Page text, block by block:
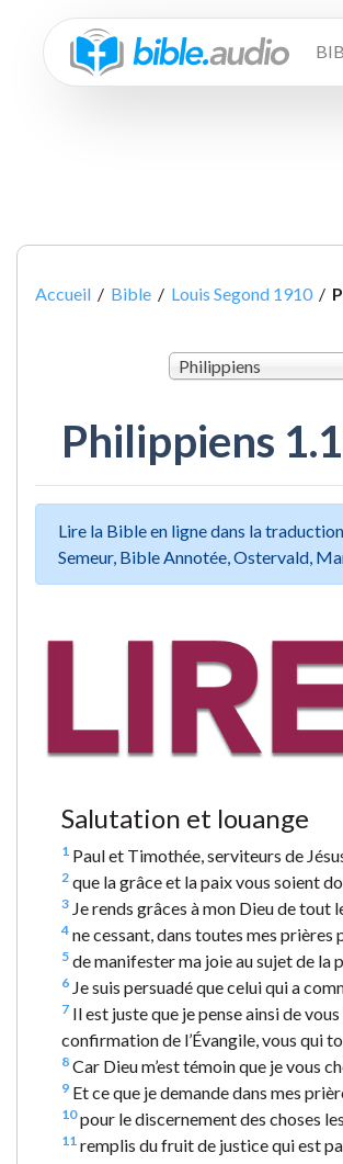
Accueil / Bible / Louis Segond 1910 /
Philippiens
Philippiens
Lire la Bible en ligne dans la
Semeur, Bible Annotée, Ostervald,
Salutation et louange
1 Paul et Timothée, serviteurs de
2 que la grâce et la paix vous soient
3 Je rends grâces à mon Dieu de tout
4 ne cessant, dans toutes mes prières
5 de manifester ma joie au sujet de la
6 Je suis persuadé que celui qui a
7 Il est juste que je pense ainsi de
confirmation de l’Évangile, vous qui
8 Car Dieu m’est témoin que je vous
9 Et ce que je demande dans mes
10pour le discernement des choses
11 remplis du fruit de justice qui est